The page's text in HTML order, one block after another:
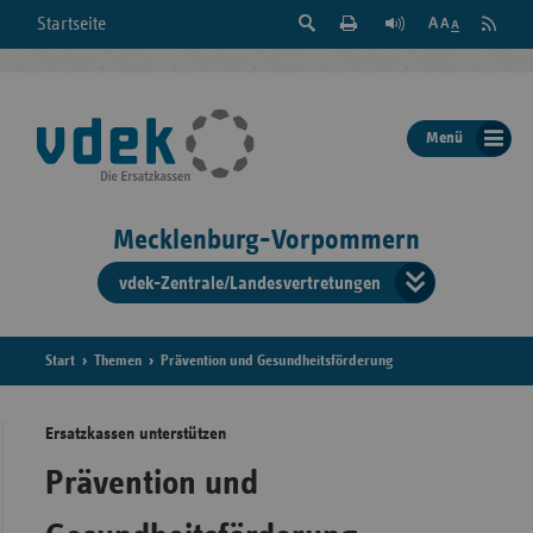
Startseite
Suche
der
Seite
Feed
Menü
Mecklenburg-Vorpommern
vdek-Zentrale/Landesvertretungen
der
Start Themen Prävention und Gesundheitsförderung
Ersatzkassen unterstützen
Prävention und